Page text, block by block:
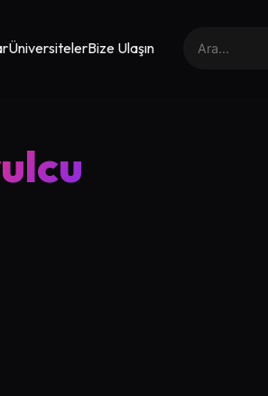
ÜniversitelerBize Ulaşın